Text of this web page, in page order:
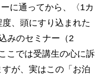
に通ってから、〈1カ
、頭にすり込まれた
みのセミナー（2
こでは受講生の心に訴
が、実はこの「お泊